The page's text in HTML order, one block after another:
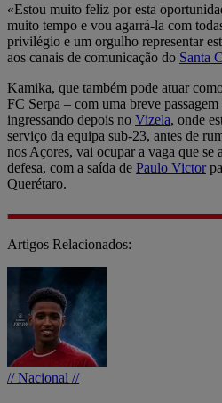
«Estou muito feliz por esta
muito tempo e vou agarrá-la com
privilégio e um orgulho representar
aos canais de comunicação do Santa
Kamika, que também pode atuar
FC Serpa – com uma breve
ingressando depois no Vizela, onde
serviço da equipa sub-23, antes de
nos Açores, vai ocupar a vaga que se
defesa, com a saída de Paulo Victor
Querétaro.
Artigos Relacionados:
// Nacional //